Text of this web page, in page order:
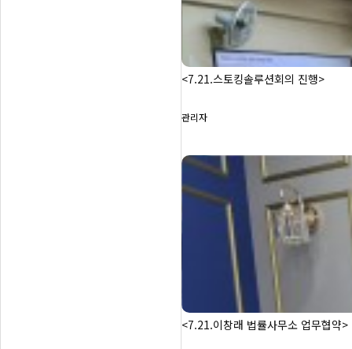
<7.21.스토킹솔루션회의 진행>
관리자
<7.21.이창래 법률사무소 업무협약>